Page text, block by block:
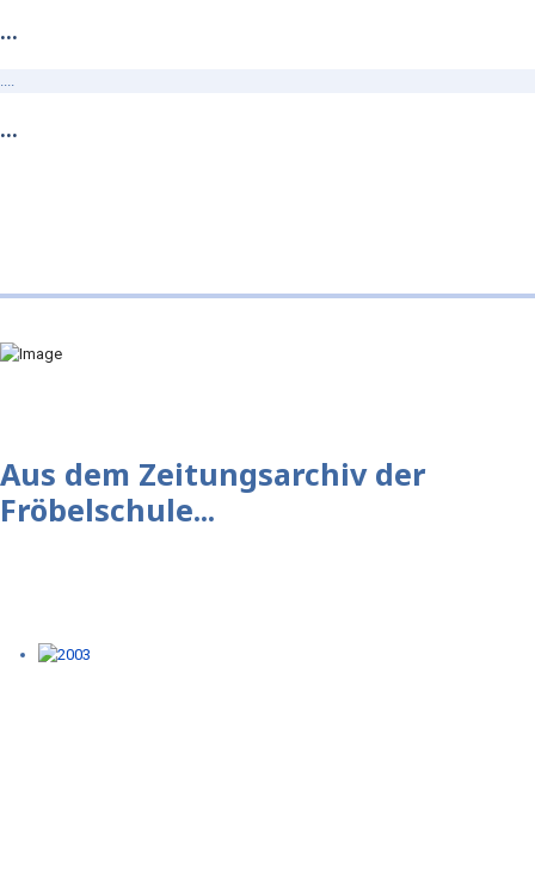
…
....
…
Aus dem Zeitungsarchiv der
Fröbelschule...